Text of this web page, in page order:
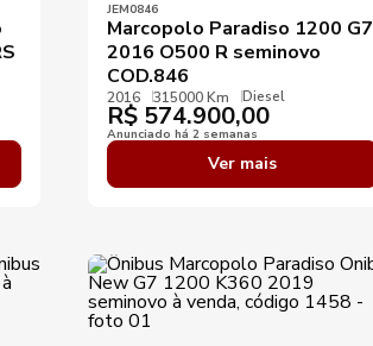
JEM0846
Marcopolo Paradiso 1200 G7
2016 O500 R seminovo
COD.846
2016 315000 Km Diesel
R$ 574.900,00
Anunciado há 2 semanas
Ver mais